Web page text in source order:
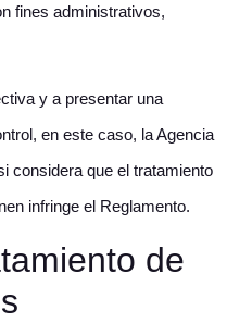
fines administrativos,
y a presentar una
en este caso, la Agencia
considera que el tratamiento
infringe el Reglamento.
de